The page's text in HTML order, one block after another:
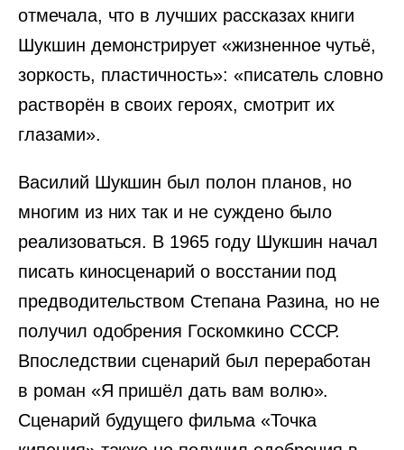
отмечала, что в лучших рассказах книги
Шукшин демонстрирует «жизненное чутьё,
зоркость, пластичность»: «писатель словно
растворён в своих героях, смотрит их
глазами».
Василий Шукшин был полон планов, но
многим из них так и не суждено было
реализоваться. В 1965 году Шукшин начал
писать киносценарий о восстании под
предводительством Степана Разина, но не
получил одобрения Госкомкино СССР.
Впоследствии сценарий был переработан
в роман «Я пришёл дать вам волю».
Сценарий будущего фильма «Точка